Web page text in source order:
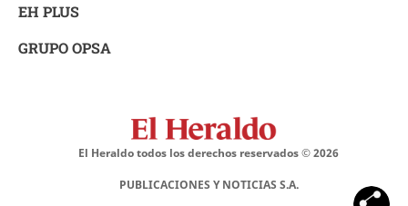
EH PLUS
GRUPO OPSA
El Heraldo todos los derechos reservados ©2026
PUBLICACIONES Y NOTICIAS S.A.